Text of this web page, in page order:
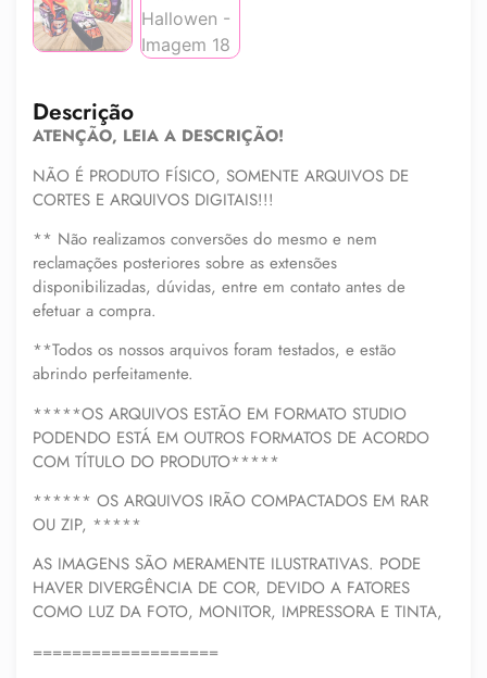
Descrição
ATENÇÃO, LEIA A DESCRIÇÃO!
NÃO É PRODUTO FÍSICO, SOMENTE ARQUIVOS DE
CORTES E ARQUIVOS DIGITAIS!!!
** Não realizamos conversões do mesmo e nem
reclamações posteriores sobre as extensões
disponibilizadas, dúvidas, entre em contato antes de
efetuar a compra.
**Todos os nossos arquivos foram testados, e estão
abrindo perfeitamente.
*****OS ARQUIVOS ESTÃO EM FORMATO STUDIO
PODENDO ESTÁ EM OUTROS FORMATOS DE ACORDO
COM TÍTULO DO PRODUTO*****
****** OS ARQUIVOS IRÃO COMPACTADOS EM RAR
OU ZIP, *****
AS IMAGENS SÃO MERAMENTE ILUSTRATIVAS. PODE
HAVER DIVERGÊNCIA DE COR, DEVIDO A FATORES
COMO LUZ DA FOTO, MONITOR, IMPRESSORA E TINTA,
===================